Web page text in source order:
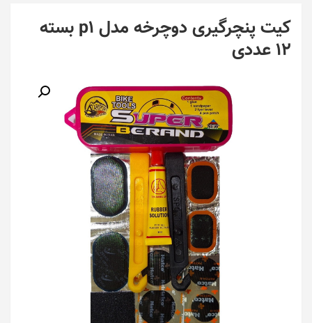
کیت پنچرگیری دوچرخه مدل p1 بسته
12 عددی